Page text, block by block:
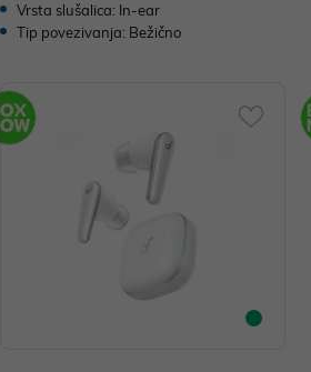
Vrsta slušalica: In-ear
Tip povezivanja: Bežično